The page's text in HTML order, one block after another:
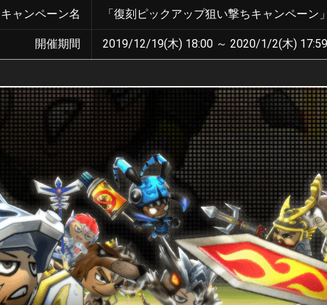
キャンペーン名 「復刻ピックアップ狙い撃ちキャンペーン」
開催期間 2019/12/19(木) 18:00 ～ 2020/1/2(木) 17:59